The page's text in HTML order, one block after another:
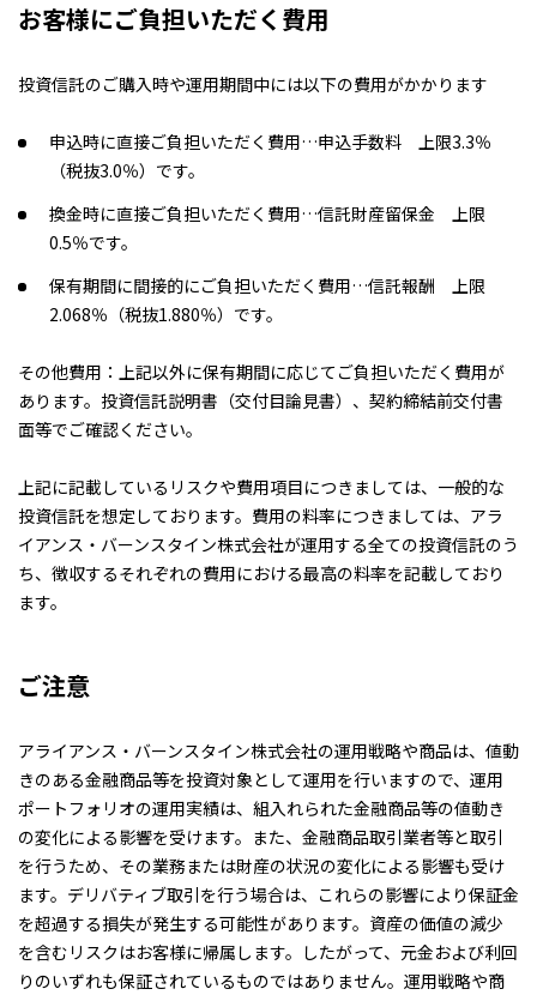
お客様にご負担いただく費用
投資信託のご購入時や運用期間中には以下の費用がかかります
申込時に直接ご負担いただく費用…申込手数料 上限3.3％
（税抜3.0％）です。
換金時に直接ご負担いただく費用…信託財産留保金 上限
0.5％です。
保有期間に間接的にご負担いただく費用…信託報酬 上限
2.068％（税抜1.880％）です。
その他費用：上記以外に保有期間に応じてご負担いただく費用が
あります。投資信託説明書（交付目論見書）、契約締結前交付書
面等でご確認ください。
上記に記載しているリスクや費用項目につきましては、一般的な
投資信託を想定しております。費用の料率につきましては、アラ
イアンス・バーンスタイン株式会社が運用する全ての投資信託のう
ち、徴収するそれぞれの費用における最高の料率を記載しており
ます。
ご注意
アライアンス・バーンスタイン株式会社の運用戦略や商品は、値動
きのある金融商品等を投資対象として運用を行いますので、運用
ポートフォリオの運用実績は、組入れられた金融商品等の値動き
の変化による影響を受けます。また、金融商品取引業者等と取引
を行うため、その業務または財産の状況の変化による影響も受け
ます。デリバティブ取引を行う場合は、これらの影響により保証金
を超過する損失が発生する可能性があります。資産の価値の減少
を含むリスクはお客様に帰属します。したがって、元金および利回
りのいずれも保証されているものではありません。運用戦略や商